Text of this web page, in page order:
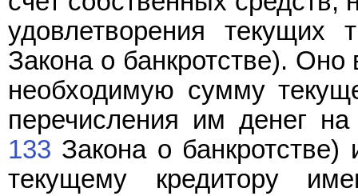
удовлетворения текущих
Закона о банкротстве). Оно
необходимую сумму
перечисления им денег
133 Закона о
текущему кредитору